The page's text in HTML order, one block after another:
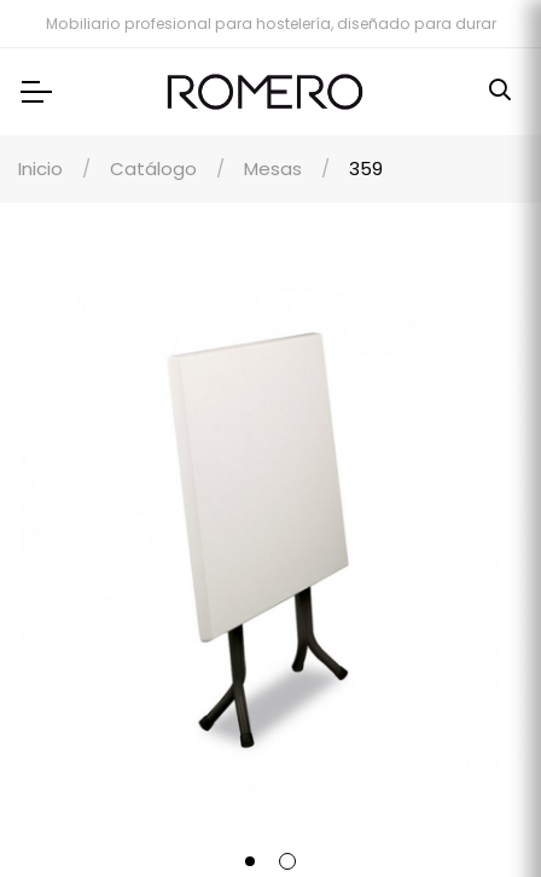
Mobiliario profesional para hostelería, diseñado para durar
Inicio Catálogo Mesas 359